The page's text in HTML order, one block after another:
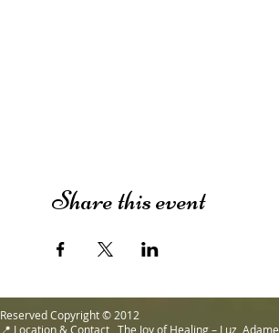
Share this event
Reserved Copyright © 2012
📍 Location & Contact The Joy of Healing – Luz Adame